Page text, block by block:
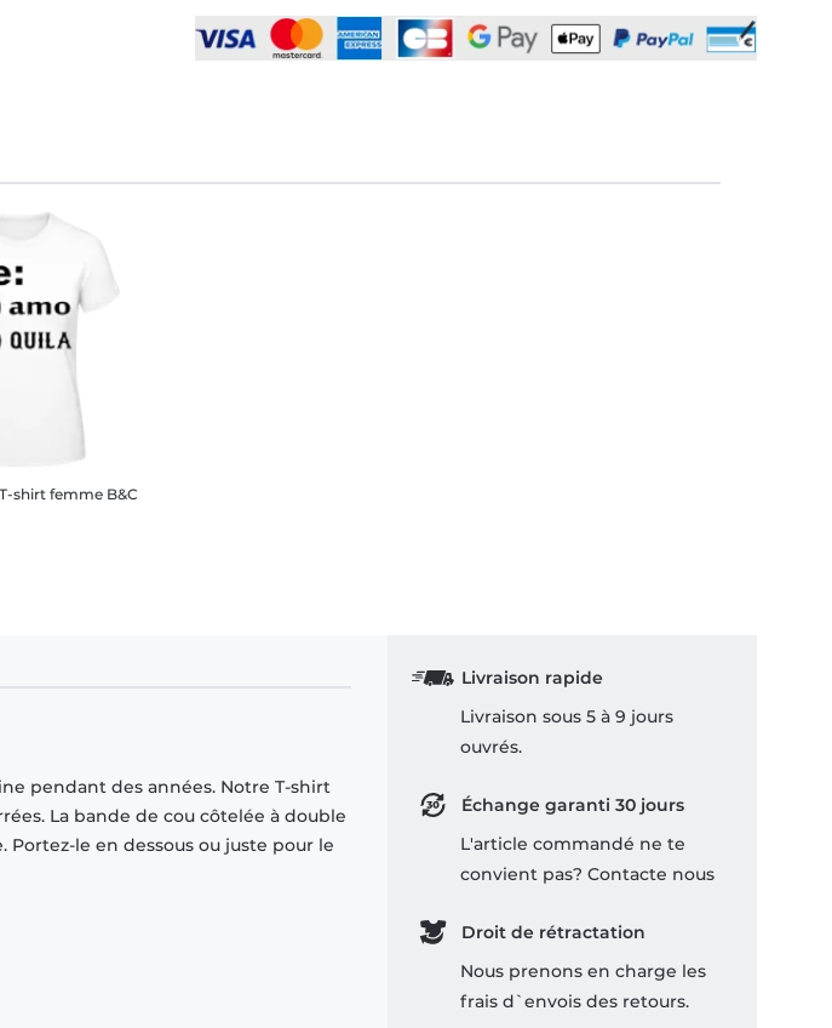
T-shirt femme B&C
pendant des années. Notre T-shirt
La bande de cou côtelée à double
le en dessous ou juste pour le
Livraison rapide
Livraison sous 5 à 9 jours
ouvrés.
Échange garanti 30 jours
L'article commandé ne te
convient pas? Contacte nous
Droit de rétractation
Nous prenons en charge les
frais d`envois des retours.